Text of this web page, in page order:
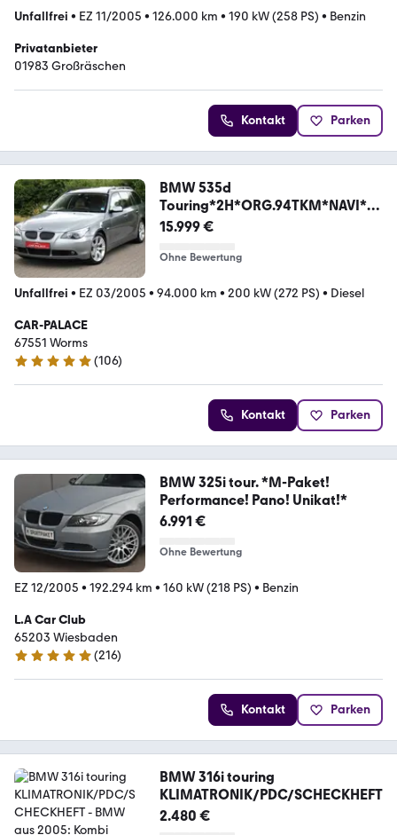
Unfallfrei • EZ 11/2005 • 126.000 km • 190 kW (258 PS) • Benzin
Privatanbieter
01983 Großräschen
Kontakt Parken
BMW 535d
Touring*2H*ORG.94TKM*NAVI*LE
DER*XENON*PANO*
15.999 €
Ohne Bewertung
Unfallfrei • EZ 03/2005 • 94.000 km • 200 kW (272 PS) • Diesel
CAR-PALACE
67551 Worms
5 Sterne
(106)
Kontakt Parken
BMW 325i tour. *M-Paket!
Performance! Pano! Unikat!*
6.991 €
Ohne Bewertung
EZ 12/2005 • 192.294 km • 160 kW (218 PS) • Benzin
L.A Car Club
65203 Wiesbaden
4.8 Sterne
(216)
Kontakt Parken
BMW 316i touring
KLIMATRONIK/PDC/SCHECKHEFT
2.480 €